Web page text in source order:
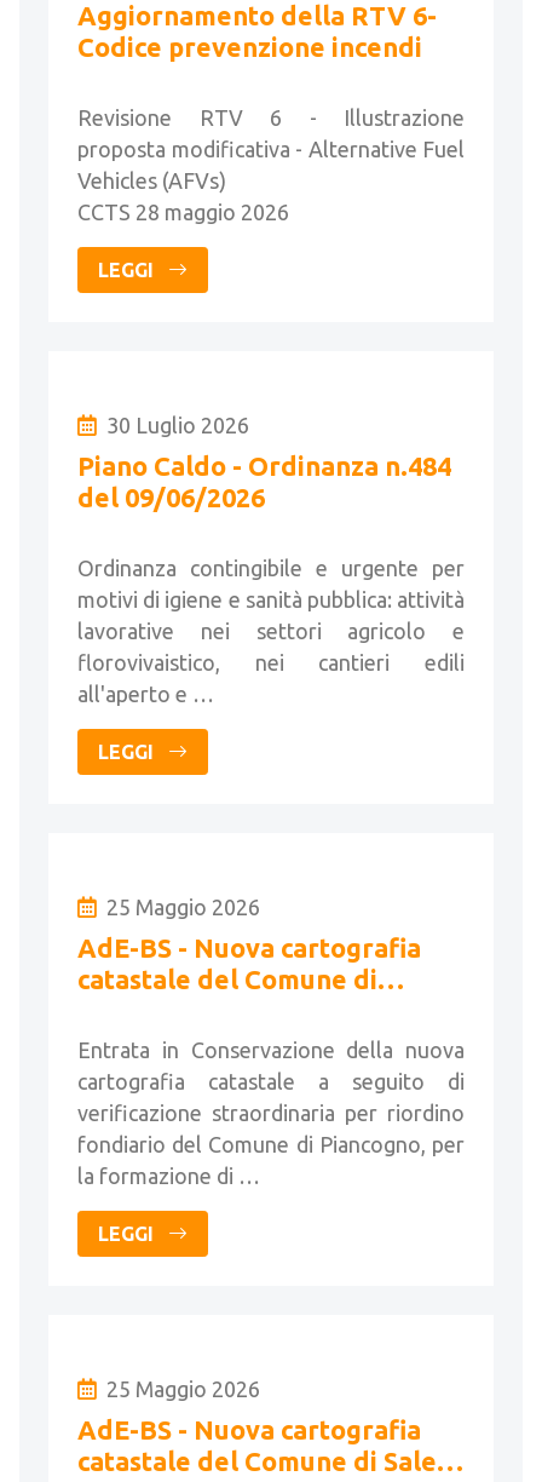
Aggiornamento della RTV 6-
Codice prevenzione incendi
Revisione RTV 6 - Illustrazione
proposta modificativa - Alternative Fuel
Vehicles (AFVs)
CCTS 28 maggio 2026
LEGGI
30 Luglio 2026
Piano Caldo - Ordinanza n.484
del 09/06/2026
Ordinanza contingibile e urgente per
motivi di igiene e sanità pubblica: attività
lavorative nei settori agricolo e
florovivaistico, nei cantieri edili
all'aperto e …
LEGGI
25 Maggio 2026
AdE-BS - Nuova cartografia
catastale del Comune di
Entrata in Conservazione della nuova
cartografia catastale a seguito di
verificazione straordinaria per riordino
fondiario del Comune di Piancogno, per
la formazione di …
LEGGI
25 Maggio 2026
AdE-BS - Nuova cartografia
catastale del Comune di Sale